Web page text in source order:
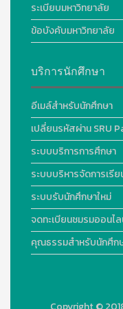
ระเบียบมหาวิทยาลัย
ข้อบังคับมหาวิทยาลัย
บริการนักศึกษา
อีเมล์สำหรับนักศึกษา
เปลี่ยนรหัสผ่าน SRU
ระบบบริการการศึกษา
ระบบบริหารจัดการเรี
ระบบรับนักศึกษาใหม่
จดทะเบียนชมรมออนไ
คุณธรรมสำหรับนักศึก